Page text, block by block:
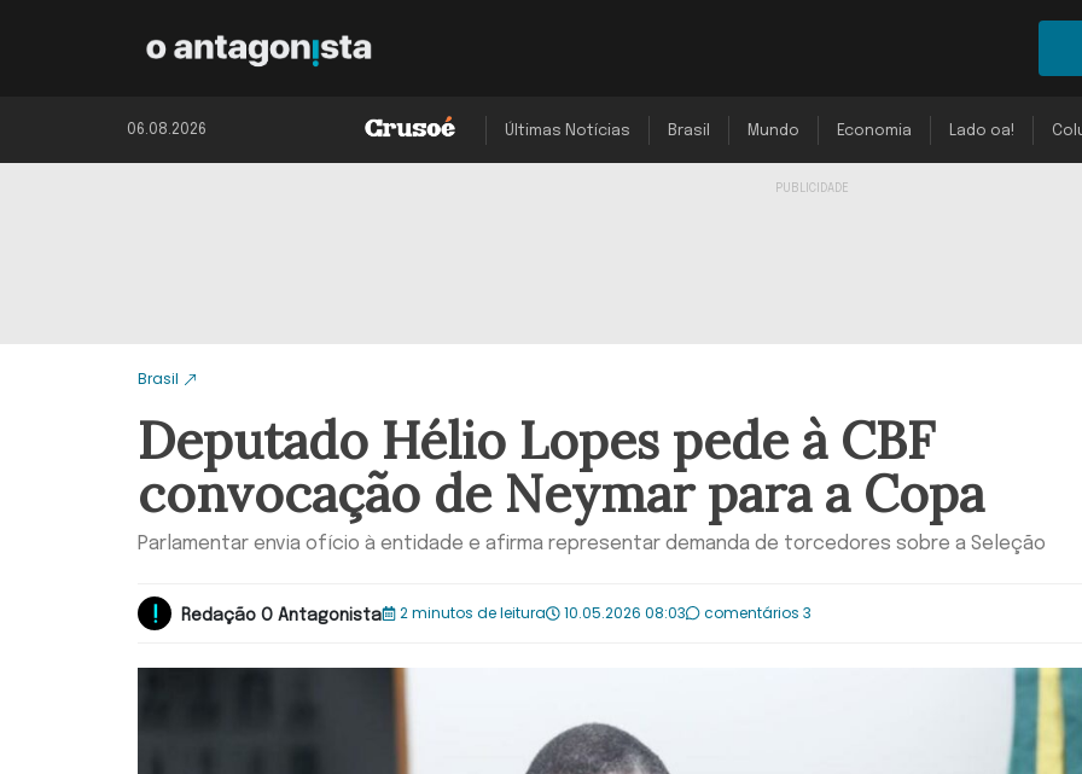
06.08.2026 Últimas Notícias Brasil Mundo Economia Lado oa!
Brasil
Deputado Hélio Lopes pede à CBF
convocação de Neymar para a Copa
Parlamentar envia ofício à entidade e afirma representar demanda de torcedores sobre a Seleção
Redação O Antagonista 2 minutos de leitura 10.05.2026 08:03 comentários 3